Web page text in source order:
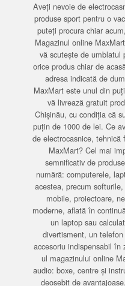
Aveți nevoie de
produse sport pentru o
puteți procura chiar
Magazinul online
vă scutește de umblatul
orice produs chiar de
adresa indicată de
MaxMart este unul din
vă livrează gratuit
Chișinău, cu condiția că
puțin de 1000 de lei. Ce
de electrocasnice,
MaxMart? Cel mai
semnificativ de
numără: computerele,
acestea, precum
mobile, proiectoare,
moderne, aflată în
un laptop sau
divertisment, un
accesoriu indispensabil
ul magazinului online
audio: boxe, centre și
deosebit de